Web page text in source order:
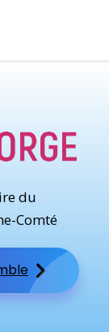
du
Comté